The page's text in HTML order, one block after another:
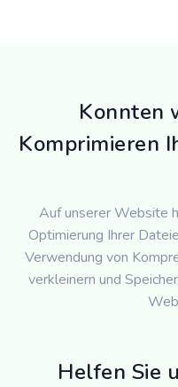
Konnten
Komprimieren
Auf unserer Website
Optimierung Ihrer
Verwendung von
verkleinern und
Helfen Sie